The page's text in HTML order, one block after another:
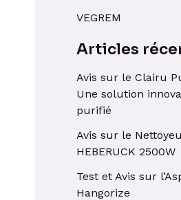
VEGREM
Articles
Avis sur le Clairu
Une solution
purifié
Avis sur le
HEBERUCK 2500W
Test et Avis sur
Hangorize